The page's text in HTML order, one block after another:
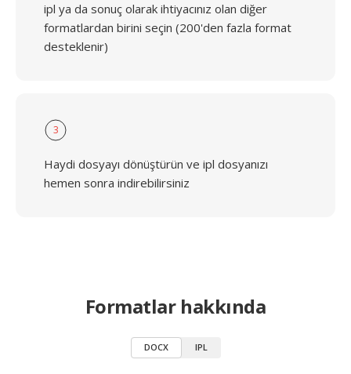
ipl ya da sonuç olarak ihtiyacınız olan diğer
formatlardan birini seçin (200'den fazla format
desteklenir)
3
Haydi dosyayı dönüştürün ve ipl dosyanızı
hemen sonra indirebilirsiniz
Formatlar hakkında
DOCX IPL